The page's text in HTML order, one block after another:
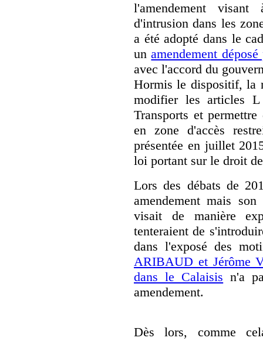
l'amendement
d'intrusion dans les
a été adopté dans le
unamendement
avec l'accord du
Hormis le dispositif, la
modifier les articles
Transports et
en zone d'accès
présentée en juillet
loi portant sur le droit
Lors des débats de
amendement mais
visait de manière
tenteraient de
dans l'exposé des
ARIBAUD et Jérôme
dans le Calaisis n'a
amendement.
Dès lors, comme